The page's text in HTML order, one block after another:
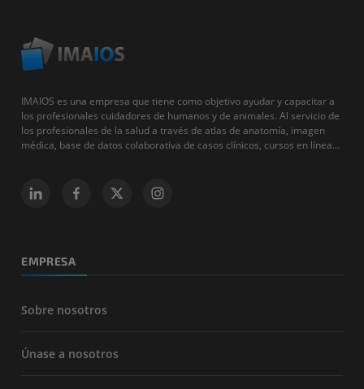
IMAIOS es una empresa que tiene como objetivo ayudar y capacitar a
los profesionales cuidadores de humanos y de animales. Al servicio de
los profesionales de la salud a través de atlas de anatomía, imagen
médica, base de datos colaborativa de casos clínicos, cursos en línea...
EMPRESA
Sobre nosotros
Únase a nosotros